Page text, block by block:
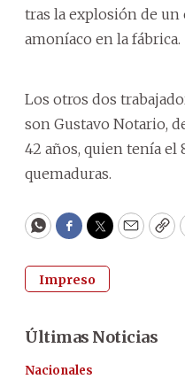
tras la explosión de
amoníaco en la fábrica.
Los otros dos
son Gustavo Notario,
42 años, quien tenía el
quemaduras.
WhatsApp
Facebook
Twitter
Email
Impreso
Últimas Noticias
Nacionales